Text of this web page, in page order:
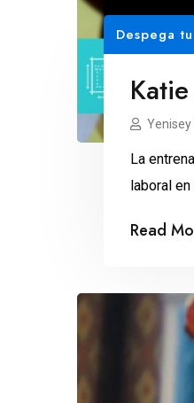
Despega
Yenisey
La
laboral
Read